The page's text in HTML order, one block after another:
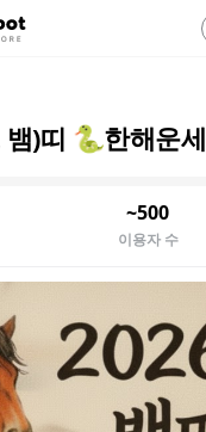
)띠 🐍한해운세
~500
이용자 수